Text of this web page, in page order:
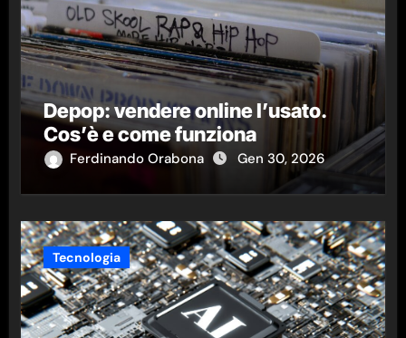
Depop: vendere online l’usato.
Cos’è e come funziona
Ferdinando Orabona Gen 30, 2026
Tecnologia